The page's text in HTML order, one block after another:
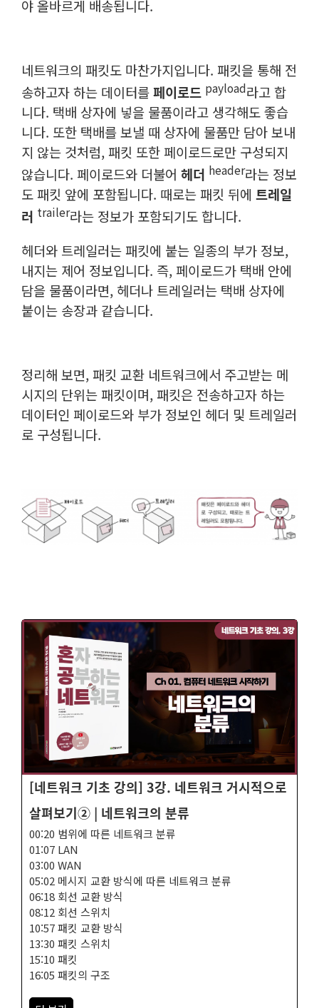
야 올바르게 배송됩니다.
네트워크의 패킷도 마찬가지입니다. 패킷을 통해 전
송하고자 하는 데이터를페이로드 payload라고 합
니다. 택배 상자에 넣을 물품이라고 생각해도 좋습
니다. 또한 택배를 보낼 때 상자에 물품만 담아 보내
지 않는 것처럼, 패킷 또한 페이로드로만 구성되지
않습니다. 페이로드와 더불어 헤더 header라는 정보
도 패킷 앞에 포함됩니다. 때로는 패킷 뒤에 트레일
러 trailer라는 정보가 포함되기도 합니다.
헤더와 트레일러는 패킷에 붙는 일종의 부가 정보,
내지는 제어 정보입니다. 즉, 페이로드가 택배 안에
담을 물품이라면, 헤더나 트레일러는 택배 상자에
붙이는 송장과 같습니다.
정리해 보면, 패킷 교환 네트워크에서 주고받는 메
시지의 단위는 패킷이며, 패킷은 전송하고자 하는
데이터인 페이로드와 부가 정보인 헤더 및 트레일러
로 구성됩니다.
[네트워크 기초 강의] 3강. 네트워크 거시적으로
살펴보기② | 네트워크의 분류
00:20 범위에 따른 네트워크 분류
01:07 LAN
03:00 WAN
05:02 메시지 교환 방식에 따른 네트워크 분류
06:18 회선 교환 방식
08:12 회선 스위치
10:57 패킷 교환 방식
13:30 패킷 스위치
15:10 패킷
16:05 패킷의 구조